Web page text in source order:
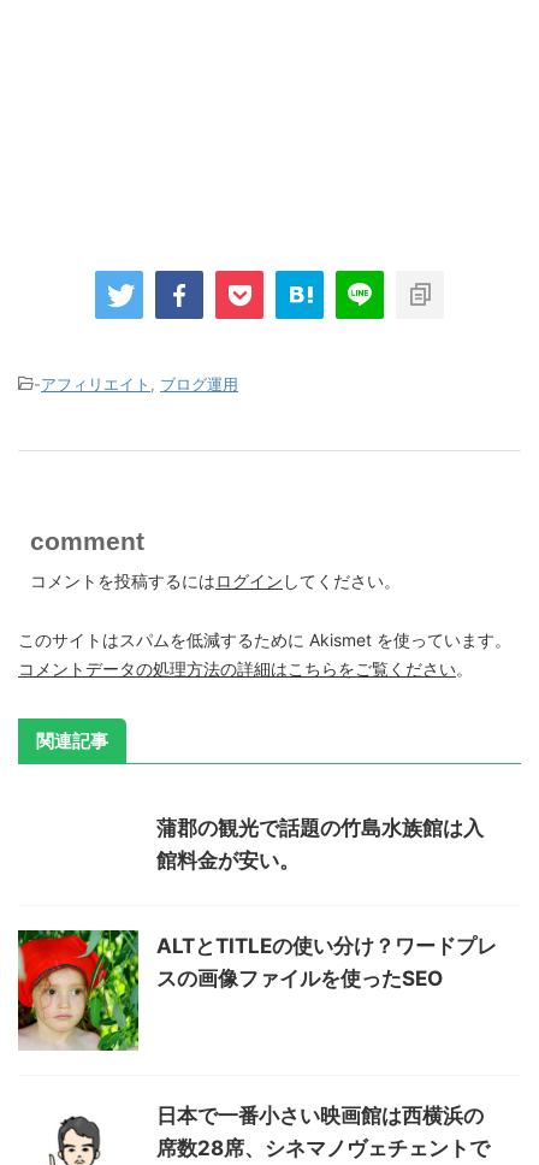
-アフィリエイト ブログ運用
comment
コメントを投稿するにはログイン してください。
このサイトはスパムを低減するために Akismet を使っています。
コメントデータの処理方法の詳細はこちらをご覧ください。
関連記事
蒲郡の観光で話題の竹島水族館は入
館料金が安い。
ALTとTITLEの使い分け？ワードプレ
スの画像ファイルを使ったSEO
日本で一番小さい映画館は西横浜の
席数28席、シネマノヴェチェントで